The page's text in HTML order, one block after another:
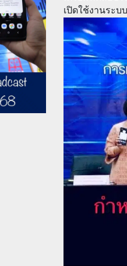
เปิดใช้งานระบ